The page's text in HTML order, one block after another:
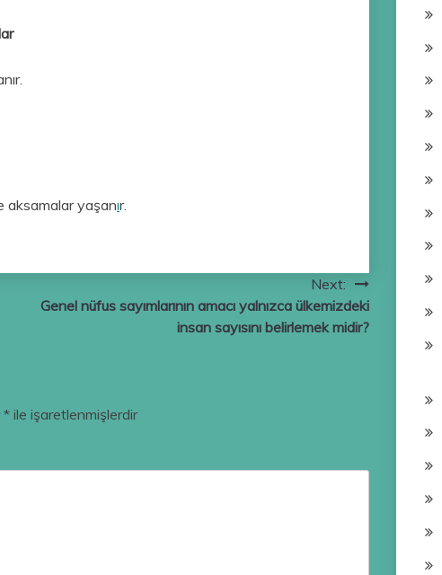
aksamalar yaşanır.
Next:
Genel nüfus sayımlarının amacı yalnızca ülkemizdeki
insan sayısını belirlemek midir?
* ile işaretlenmişlerdir